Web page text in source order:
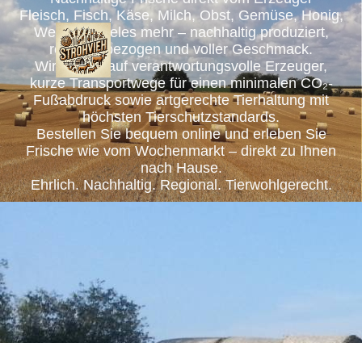
Fleisch, Fisch, Käse, Milch, Obst, Gemüse, Honig,
Wein und vieles mehr – nachhaltig produziert,
regional bezogen und voller Geschmack.
Wir setzen auf verantwortungsvolle Erzeuger,
kurze Transportwege für einen minimalen CO₂-
Fußabdruck sowie artgerechte Tierhaltung mit
höchsten Tierschutzstandards.
Bestellen Sie bequem online und erleben Sie
Frische wie vom Wochenmarkt – direkt zu Ihnen
nach Hause.
Ehrlich. Nachhaltig. Regional. Tierwohlgerecht.